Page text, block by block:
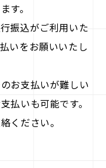
す。
振込がご利用いた
いをお願いいたし
お支払いが難しい
払いも可能です。
ください。